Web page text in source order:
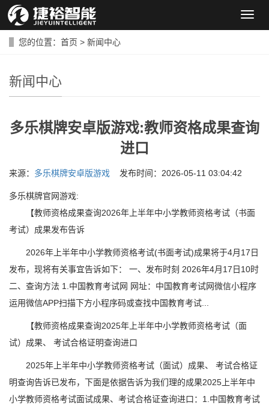
导
您的位置： 首页 > 新闻中心
新闻中心
多乐棋牌安卓版游戏:教师资格成果查询
进口
来源： 多乐棋牌安卓版游戏 发布时间：2026-05-11 03:04:42
多乐棋牌官网游戏:
【教师资格成果查询2026年上半年中小学教师资格考试（书面
考试）成果发布告诉
2026年上半年中小学教师资格考试(书面考试)成果将于4月17日
发布，现将有关事宜告诉如下： 一、发布时刻 2026年4月17日10时
二、查询方法 1.中国教育考试网 网址：中国教育考试网微信小程序
运用微信APP扫描下方小程序码或查找中国教育考试...
【教师资格成果查询2025年上半年中小学教师资格考试（面
试）成果、 考试合格证明查询进口
2025年上半年中小学教师资格考试（面试）成果、 考试合格证
明查询告诉已发布，下面是依据告诉为我们理的成果2025上半年中
小学教师资格考试面试成果、考试合格证查询进口：1.中国教育考试